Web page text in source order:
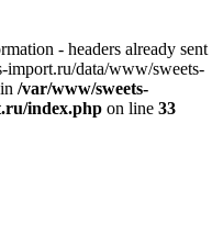
- headers already sent
import.ru/data/www/sweets-
/var/www/sweets-
index.php on line 33